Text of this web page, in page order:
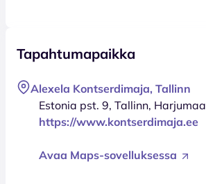
Tapahtumapaikka
Alexela Kontserdimaja, Tallinn
Estonia pst. 9, Tallinn, Harjumaa
https://www.kontserdimaja.ee
Avaa Maps-sovelluksessa